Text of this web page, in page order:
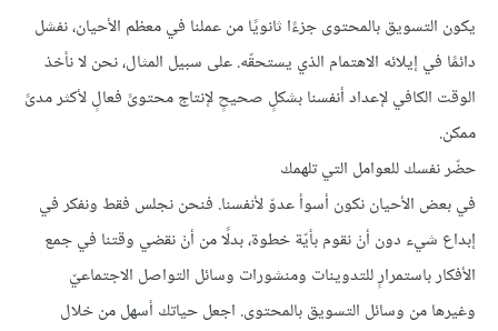
يكون التسويق بالمحتوى جزءًا ثانويًا من عملنا في معظم الأحيان، نفشل
دائمًا في إيلائه الاهتمام الذي يستحقّه. على سبيل المثال، نحن لا نأخذ
الوقت الكافي لإعداد أنفسنا بشكلٍ صحيحٍ لإنتاج محتوىً فعالٍ لأكثر مدىً
ممكن.
حضّر نفسك للعوامل التي تلهمك
في بعض الأحيان نكون أسوأ عدوّ لأنفسنا. فنحن نجلس فقط ونفكر في
إبداع شيء دون أنْ نقوم بأيّة خطوة، بدلًا من أنْ نقضي وقتنا في جمع
الأفكار باستمرارٍ للتدوينات ومنشورات وسائل التواصل الاجتماعيّ
وغيرها من وسائل التسويق بالمحتوى. اجعل حياتك أسهل من خلال